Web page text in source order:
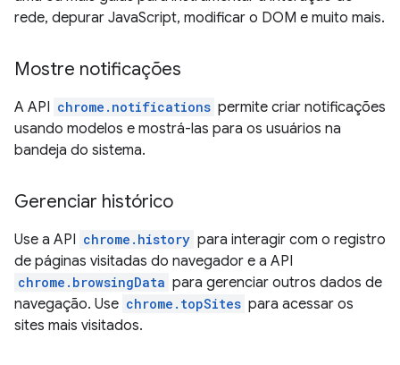
rede, depurar JavaScript, modificar o DOM e muito mais.
Mostre notificações
A API chrome.notifications permite criar notificações
usando modelos e mostrá-las para os usuários na
bandeja do sistema.
Gerenciar histórico
Use a API chrome.history para interagir com o registro
de páginas visitadas do navegador e a API
chrome.browsingData para gerenciar outros dados de
navegação. Use chrome.topSites para acessar os
sites mais visitados.